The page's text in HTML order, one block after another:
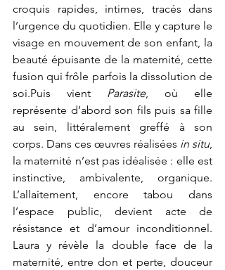
croquis rapides, intimes, tracés dans
l’urgence du quotidien. Elle y capture le
visage en mouvement de son enfant, la
beauté épuisante de la maternité, cette
fusion qui frôle parfois la dissolution de
soi.Puis vient Parasite, où elle
représente d’abord son fils puis sa fille
au sein, littéralement greffé à son
corps. Dans ces œuvres réalisées in situ,
la maternité n’est pas idéalisée : elle est
instinctive, ambivalente, organique.
L’allaitement, encore tabou dans
l’espace public, devient acte de
résistance et d’amour inconditionnel.
Laura y révèle la double face de la
maternité, entre don et perte, douceur